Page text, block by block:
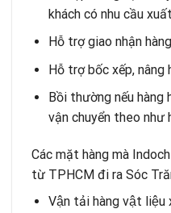
khách có nhu cầu
Hỗ trợ giao nhận
Hỗ trợ bốc xếp, nâng
Bồi thường nếu
vận chuyển theo như
Các mặt hàng mà
từ TPHCM đi ra Sóc
Vận tải hàng vật liệu